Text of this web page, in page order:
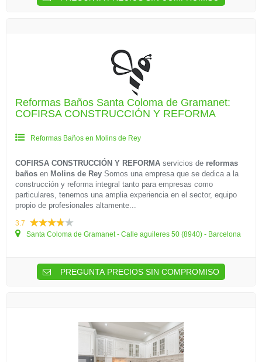
Reformas Baños Santa Coloma de Gramanet:
COFIRSA CONSTRUCCIÓN Y REFORMA
Reformas Baños en Molins de Rey
COFIRSA CONSTRUCCIÓN Y REFORMA servicios de reformas
baños en Molins de Rey Somos una empresa que se dedica a la
construcción y reforma integral tanto para empresas como
particulares, tenemos una amplia experiencia en el sector, equipo
propio de profesionales altamente...
3.7
Santa Coloma de Gramanet - Calle aguileres 50 (8940) - Barcelona
PREGUNTA PRECIOS SIN COMPROMISO